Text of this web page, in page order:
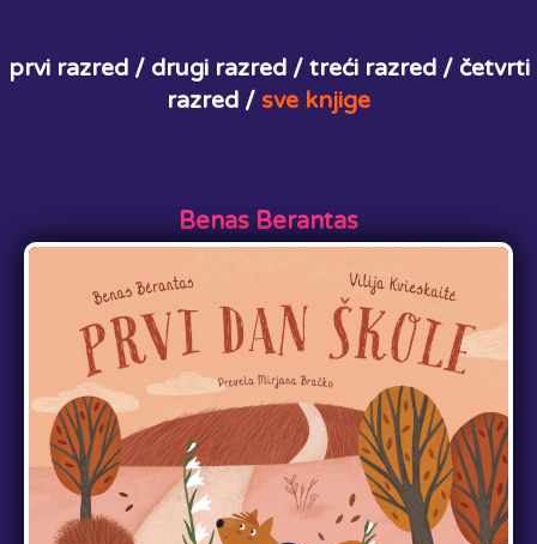
prvi razred / drugi razred / treći razred / četvrti
razred / sve knjige
Benas Berantas